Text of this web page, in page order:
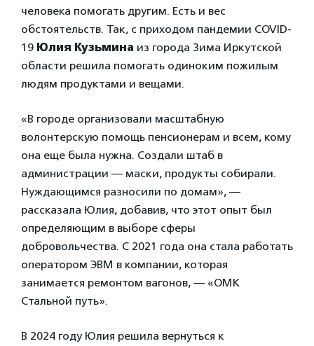
человека помогать другим. Есть и вес
обстоятельств. Так, с приходом пандемии COVID-
19 Юлия Кузьмина из города Зима Иркутской
области решила помогать одиноким пожилым
людям продуктами и вещами.
«В городе организовали масштабную
волонтерскую помощь пенсионерам и всем, кому
она еще была нужна. Создали штаб в
администрации — маски, продукты собирали.
Нуждающимся разносили по домам», —
рассказала Юлия, добавив, что этот опыт был
определяющим в выборе сферы
добровольчества. С 2021 года она стала работать
оператором ЭВМ в компании, которая
занимается ремонтом вагонов, — «ОМК
Стальной путь».
В 2024 году Юлия решила вернуться к